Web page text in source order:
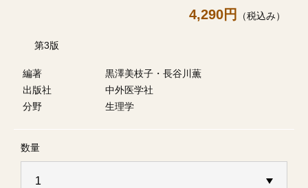
4,290円 （税込み）
第3版
編著
黒澤美枝子・長谷川薫
出版社
中外医学社
分野
生理学
数量